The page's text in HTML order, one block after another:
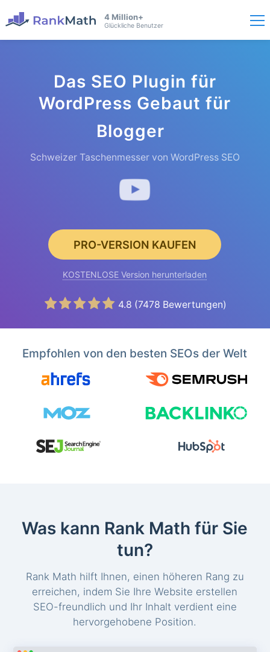
4 Million+
Glückliche Benutzer
Das SEO Plugin für
WordPress Gebaut für
Blogger
Schweizer Taschenmesser von WordPress SEO
PRO-VERSION KAUFEN
KOSTENLOSE Version herunterladen
4.8 (7478 Bewertungen)
Empfohlen von den besten SEOs der Welt
Was kann Rank Math für Sie
tun?
Rank Math hilft Ihnen, einen höheren Rang zu
erreichen, indem Sie Ihre Website erstellen
SEO-freundlich und Ihr Inhalt verdient eine
hervorgehobene Position.